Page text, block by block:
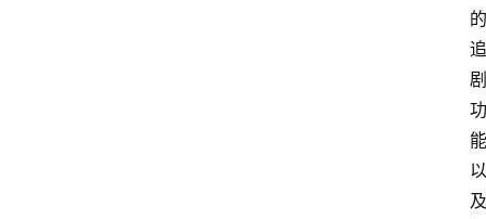
的
追
剧
功
能
以
及